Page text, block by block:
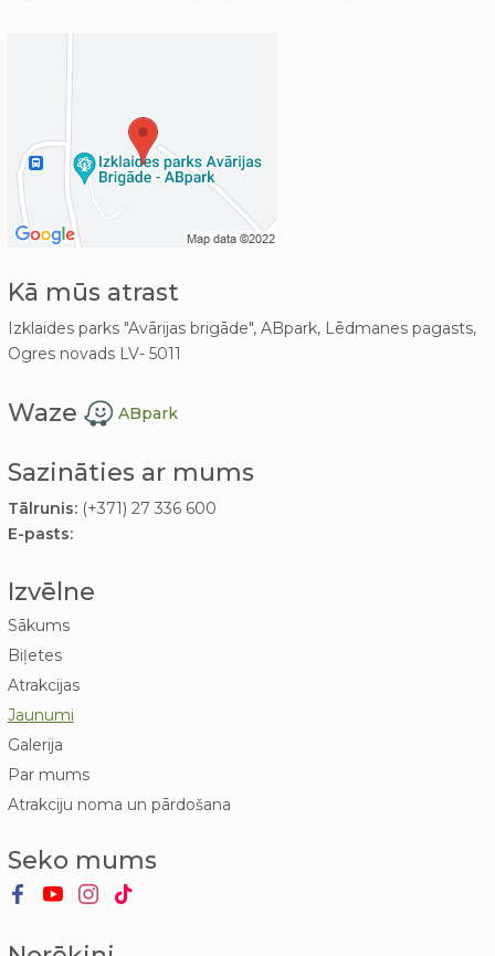
Kā mūs atrast
Izklaides parks "Avārijas brigāde", ABpark, Lēdmanes pagasts,
Ogres novads LV- 5011
Waze ABpark
Sazināties ar mums
Tālrunis:(+371) 27 336 600
E-pasts:
Izvēlne
Sākums
Biļetes
Atrakcijas
Jaunumi
Galerija
Par mums
Atrakciju noma un pārdošana
Seko mums